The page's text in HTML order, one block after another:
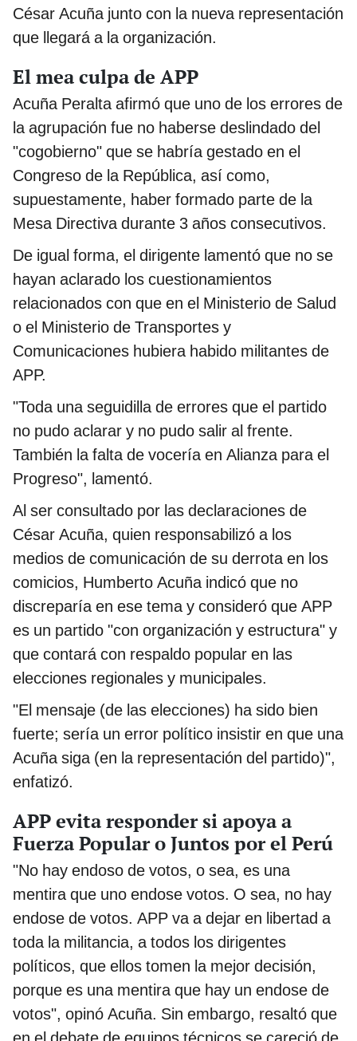
César Acuña junto con la nueva representación
que llegará a la organización.
El mea culpa de APP
Acuña Peralta afirmó que uno de los errores de
la agrupación fue no haberse deslindado del
"cogobierno" que se habría gestado en el
Congreso de la República, así como,
supuestamente, haber formado parte de la
Mesa Directiva durante 3 años consecutivos.
De igual forma, el dirigente lamentó que no se
hayan aclarado los cuestionamientos
relacionados con que en el Ministerio de Salud
o el Ministerio de Transportes y
Comunicaciones hubiera habido militantes de
APP.
"Toda una seguidilla de errores que el partido
no pudo aclarar y no pudo salir al frente.
También la falta de vocería en Alianza para el
Progreso", lamentó.
Al ser consultado por las declaraciones de
César Acuña, quien responsabilizó a los
medios de comunicación de su derrota en los
comicios, Humberto Acuña indicó que no
discreparía en ese tema y consideró que APP
es un partido "con organización y estructura" y
que contará con respaldo popular en las
elecciones regionales y municipales.
"El mensaje (de las elecciones) ha sido bien
fuerte; sería un error político insistir en que una
Acuña siga (en la representación del partido)",
enfatizó.
APP evita responder si apoya a
Fuerza Popular o Juntos por el Perú
"No hay endoso de votos, o sea, es una
mentira que uno endose votos. O sea, no hay
endose de votos. APP va a dejar en libertad a
toda la militancia, a todos los dirigentes
políticos, que ellos tomen la mejor decisión,
porque es una mentira que hay un endose de
votos", opinó Acuña. Sin embargo, resaltó que